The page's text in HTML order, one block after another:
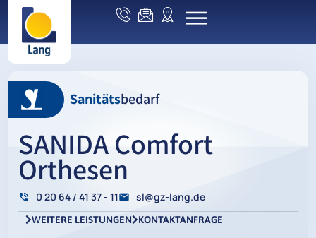
Sanitätsbedarf
SANIDA Comfort
Orthesen
0 20 64 / 41 37 - 11 sl@gz-lang.de
WEITERE LEISTUNGEN KONTAKTANFRAGE